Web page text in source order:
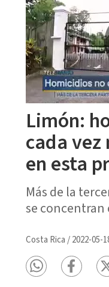
Limón:
cada
en esta
Más de la
se concentran
Costa Rica /2022-05-